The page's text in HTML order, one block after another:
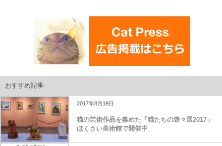
おすすめ記事
2017年8月19日
猫の芸術作品を集めた「猫たちの遊々展2017」
ほくさい美術館で開催中